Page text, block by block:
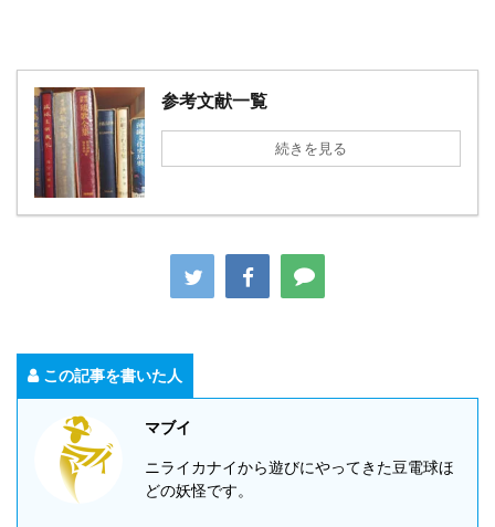
参考文献一覧
続きを見る
この記事を書いた人
マブイ
ニライカナイから遊びにやってきた豆電球ほ
どの妖怪です。